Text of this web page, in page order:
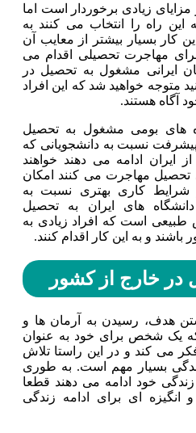
زیادی برخوردار است اما
این راه را انتخاب می کنند به
کار بسیار بیشتر از معایب آن
مهاجرت تحصیلی اقدام می
ایرانی مشغول به تحصیل در
متوجه خواهید شد که این افراد
آگاه هستند.
های بومی مشغول به تحصیل
نسبت به دانشجویانی که
ایران ادامه می دهند خواهند
تحصیل مهاجرت می کنند امکان
شرایط کاری بهتری نسبت به
های ایران به تحصیل
طبیعی است که افراد زیادی به
و به این کار اقدام کنند.
خارج از کشور
هدف، رسیدن به آرمان ها و
که یک شخص برای خود به عنوان
فکر می کند و در این راستا تلاش
بسیار مهم است. به طوری
خود ادامه می دهند قطعا
انگیزه ای برای ادامه زندگی